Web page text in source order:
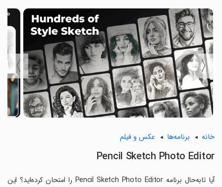
〈
〉
خانه برنامه‌ها عکس و فیلم
Pencil Sketch Photo Editor
آیا تابه‌حال برنامه Pencil Sketch Photo Editor را امتحان کرده‌اید؟ این